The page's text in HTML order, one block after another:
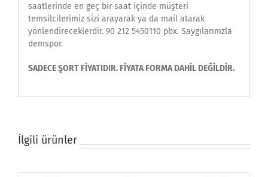
saatlerinde en geç bir saat içinde müşteri
temsilcilerimiz sizi arayarak ya da mail atarak
yönlendireceklerdir. 90 212 5450110 pbx. Saygılarımzla
demspor.
SADECE ŞORT FİYATIDIR. FİYATA FORMA DAHİL DEĞİLDİR.
İlgili ürünler